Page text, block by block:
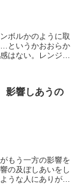
ボルかのように取
というかおおらか
はない。レンジで
影響しあうの
もう一方の影響を
の及ぼしあいをし
うな人にありがち